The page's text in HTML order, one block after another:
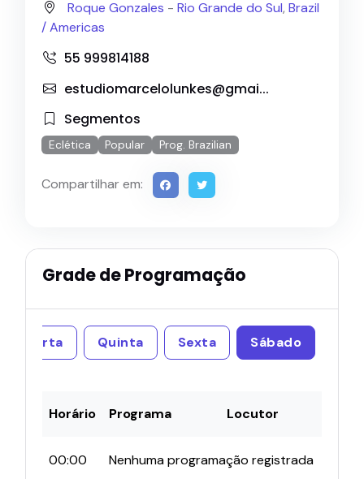
Roque Gonzales - Rio Grande do Sul, Brazil
/Americas
55 999814188
estudiomarcelolunkes@gmai...
Segmentos
Eclética Popular Prog. Brazilian
Compartilhar em:
Grade de Programação
Quarta Quinta Sexta Sábado
Horário Programa Locutor
00:00 Nenhuma programação registrada